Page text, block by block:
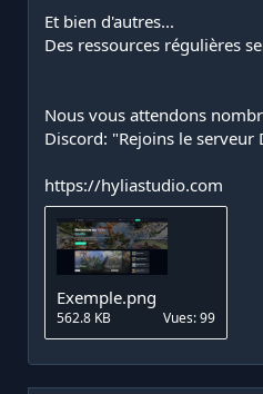
Et bien d'autres...
Des ressources régulières
Nous vous attendons
Discord: "Rejoins le
https://hyliastudio.com
Exemple.png
562.8 KB Vues: 99